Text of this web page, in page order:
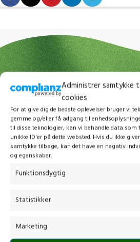
Administrer samtykke
cookies
For at give dig de bedste oplevelser bruger vi
gemme og/eller få adgang til
til disse teknologier, kan vi behandle data
unikke ID'er på dette websted. Hvis du ikke
samtykke tilbage, kan det have en negativ
og egenskaber.
Funktionsdygtig
Statistikker
Marketing
Kontakt os